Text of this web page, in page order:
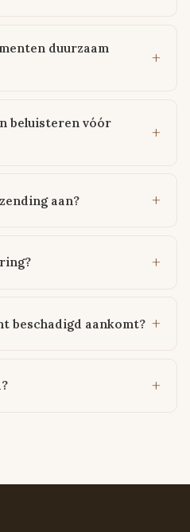
duurzaam
beluisteren vóór
aan?
beschadigd aankomt?